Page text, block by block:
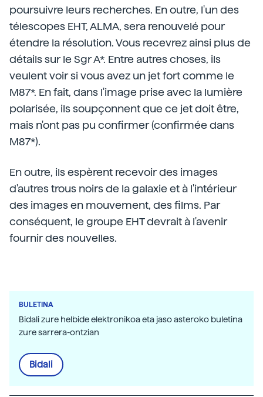
poursuivre leurs recherches. En outre, l'un des
télescopes EHT, ALMA, sera renouvelé pour
étendre la résolution. Vous recevrez ainsi plus de
détails sur le Sgr A*. Entre autres choses, ils
veulent voir si vous avez un jet fort comme le
M87*. En fait, dans l'image prise avec la lumière
polarisée, ils soupçonnent que ce jet doit être,
mais n'ont pas pu confirmer (confirmée dans
M87*).
En outre, ils espèrent recevoir des images
d'autres trous noirs de la galaxie et à l'intérieur
des images en mouvement, des films. Par
conséquent, le groupe EHT devrait à l'avenir
fournir des nouvelles.
BULETINA
Bidali zure helbide elektronikoa eta jaso asteroko buletina
zure sarrera-ontzian
Bidali